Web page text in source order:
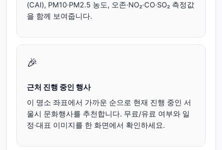
(CAI), PM10·PM2.5 농도, 오존·NO₂·CO·SO₂ 측정값
을 함께 보여줍니다.
🎉
근처 진행 중인 행사
이 명소 좌표에서 가까운 순으로 현재 진행 중인 서
울시 문화행사를 추천합니다. 무료/유료 여부와 일
정·대표 이미지를 한 화면에서 확인하세요.